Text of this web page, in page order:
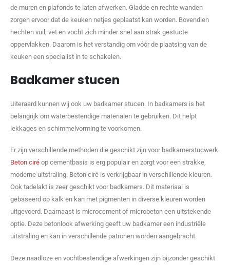
de muren en plafonds te laten afwerken. Gladde en rechte wanden
zorgen ervoor dat de keuken netjes geplaatst kan worden. Bovendien
hechten vuil, vet en vocht zich minder snel aan strak gestucte
oppervlakken. Daarom is het verstandig om vóór de plaatsing van de
keuken een specialist in te schakelen.
Badkamer stucen
Uiteraard kunnen wij ook uw badkamer stucen. In badkamers is het
belangrijk om waterbestendige materialen te gebruiken. Dit helpt
lekkages en schimmelvorming te voorkomen.
Er zijn verschillende methoden die geschikt zijn voor badkamerstucwerk.
Beton ciré op cementbasis is erg populair en zorgt voor een strakke,
moderne uitstraling. Beton ciré is verkrijgbaar in verschillende kleuren.
Ook tadelakt is zeer geschikt voor badkamers. Dit materiaal is
gebaseerd op kalk en kan met pigmenten in diverse kleuren worden
uitgevoerd. Daarnaast is microcement of microbeton een uitstekende
optie. Deze betonlook afwerking geeft uw badkamer een industriële
uitstraling en kan in verschillende patronen worden aangebracht.
Deze naadloze en vochtbestendige afwerkingen zijn bijzonder geschikt